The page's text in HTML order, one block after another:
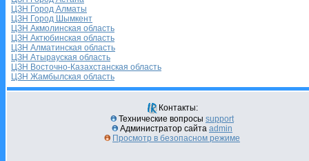
ЦЗН Город Алматы
ЦЗН Город Шымкент
ЦЗН Акмолинская область
ЦЗН Актюбинская область
ЦЗН Алматинская область
ЦЗН Атырауская область
ЦЗН Восточно-Казахстанская область
ЦЗН Жамбылская область
Контакты:
Технические вопросы support
Администратор сайта admin
Просмотр в безопасном режиме